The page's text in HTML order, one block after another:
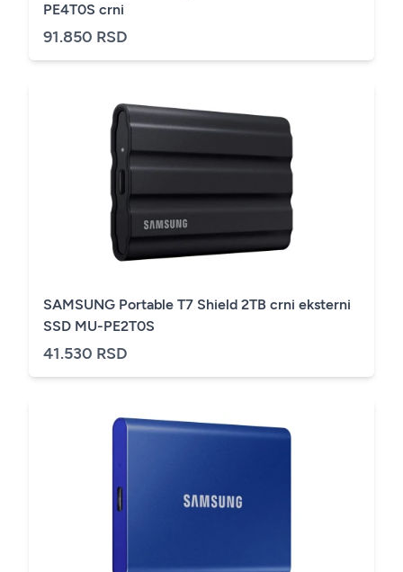
PE4T0S crni
91.850 RSD
SAMSUNG Portable T7 Shield 2TB crni eksterni
SSD MU-PE2T0S
41.530 RSD